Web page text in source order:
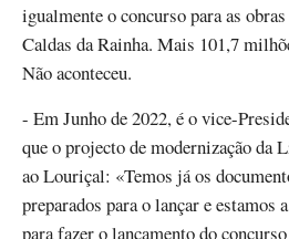
igualmente o concurso para as
Caldas da Rainha. Mais 101,7
Não aconteceu.
- Em Junho de 2022, é o vice-
que o projecto de modernização da
ao Louriçal: «Temos já os
preparados para o lançar e estamos
para fazer o lançamento do